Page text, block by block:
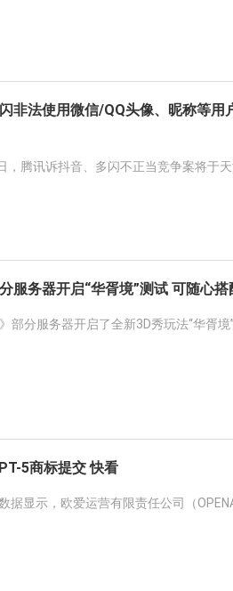
非法使用微信/QQ头像、昵称等用
，腾讯诉抖音、多闪不正当竞争案将于
服务器开启“华胥境”测试 可随心
部分服务器开启了全新3D秀玩法“华胥境
5商标提交 快看
据显示，欧爱运营有限责任公司（